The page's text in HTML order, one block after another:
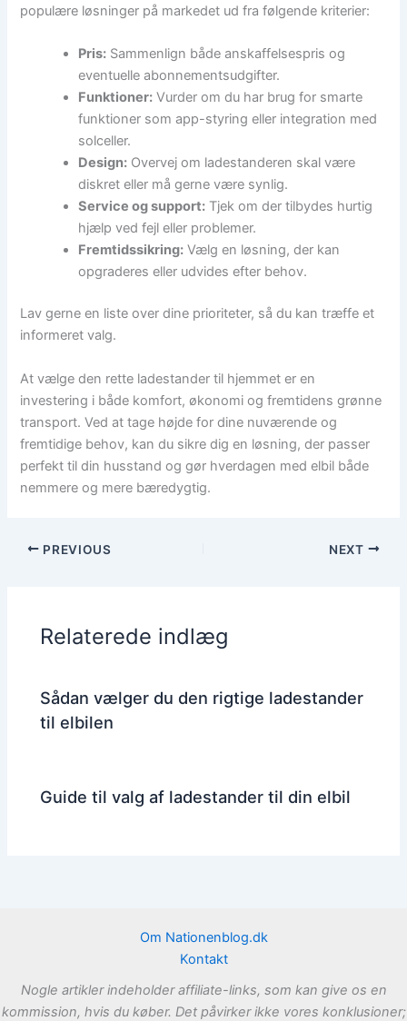
populære løsninger på markedet ud fra følgende kriterier:
Pris: Sammenlign både anskaffelsespris og
eventuelle abonnementsudgifter.
Funktioner: Vurder om du har brug for smarte
funktioner som app-styring eller integration med
solceller.
Design: Overvej om ladestanderen skal være
diskret eller må gerne være synlig.
Service og support: Tjek om der tilbydes hurtig
hjælp ved fejl eller problemer.
Fremtidssikring: Vælg en løsning, der kan
opgraderes eller udvides efter behov.
Lav gerne en liste over dine prioriteter, så du kan træffe et
informeret valg.
At vælge den rette ladestander til hjemmet er en
investering i både komfort, økonomi og fremtidens grønne
transport. Ved at tage højde for dine nuværende og
fremtidige behov, kan du sikre dig en løsning, der passer
perfekt til din husstand og gør hverdagen med elbil både
nemmere og mere bæredygtig.
PREVIOUS NEXT
Relaterede indlæg
Sådan vælger du den rigtige ladestander
til elbilen
Guide til valg af ladestander til din elbil
Om Nationenblog.dk
Kontakt
Nogle artikler indeholder affiliate-links, som kan give os en
kommission, hvis du køber. Det påvirker ikke vores konklusioner;